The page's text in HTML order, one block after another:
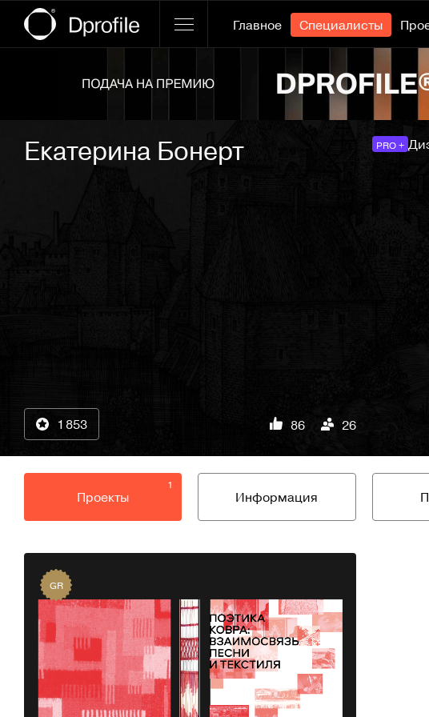
Главное Специалисты
Екатерина Бонерт PRO +
1 853 86 26
1
Проекты Информация
GR